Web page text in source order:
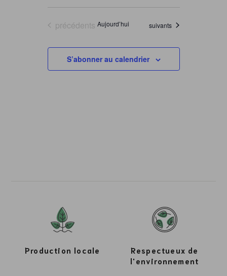
Évènements
précédents Aujourd’hui Évènements
suivants
S’abonner au calendrier
Production locale
Respectueux de
l'environnement